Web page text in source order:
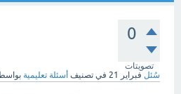
0
تصويتات
سُئل فبراير 21 في تصنيف أسئلة تعليمية